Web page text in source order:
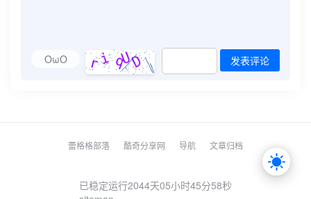
OωO 发表评论
蕾格格部落 酷奇分享网 导航 文章归档
已稳定运行2044天05小时45分58秒